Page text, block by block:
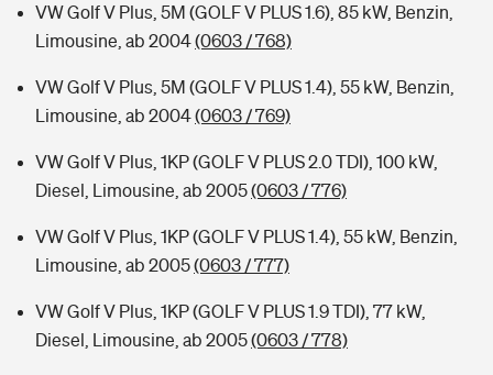
Kinderunfall-Check: Mehr Sicherheit für deine Kids
Sie haben Fragen?
VW Golf V Plus, 5M (GOLF V PLUS 1.6), 85 kW, Benzin,
Limousine, ab 2004(0603 / 768)
VW Golf V Plus, 5M (GOLF V PLUS 1.4), 55 kW, Benzin,
Limousine, ab 2004(0603 / 769)
VW Golf V Plus, 1KP (GOLF V PLUS 2.0 TDI), 100 kW,
Diesel, Limousine, ab 2005(0603 / 776)
VW Golf V Plus, 1KP (GOLF V PLUS 1.4), 55 kW, Benzin,
Limousine, ab 2005(0603 / 777)
VW Golf V Plus, 1KP (GOLF V PLUS 1.9 TDI), 77 kW,
Diesel, Limousine, ab 2005(0603 / 778)